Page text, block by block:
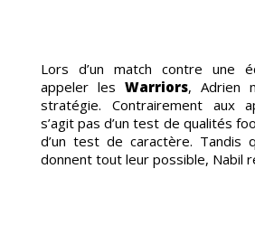
Lors d’un match contre une
appeler les Warriors, Adrien
stratégie. Contrairement aux
s’agit pas d’un test de qualités
d’un test de caractère. Tandis
donnent tout leur possible, Nabil